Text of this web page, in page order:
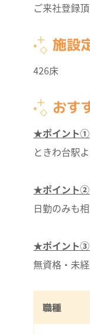
ご来社登録
施設
426床
おす
★ポイント
ときわ台駅
★ポイント
日勤のみも
★ポイント
無資格・未
職種